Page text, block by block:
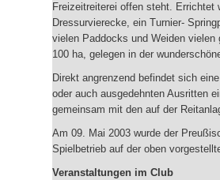
Freizeitreiterei offen steht.
Dressurvierecke, ein Turnier-
vielen Paddocks und Weiden
100 ha, gelegen in der
Direkt angrenzend befindet sich
oder auch ausgedehnten Ausritten
gemeinsam mit den auf der
Am 09. Mai 2003 wurde der
Spielbetrieb auf der oben
Veranstaltungen im Club